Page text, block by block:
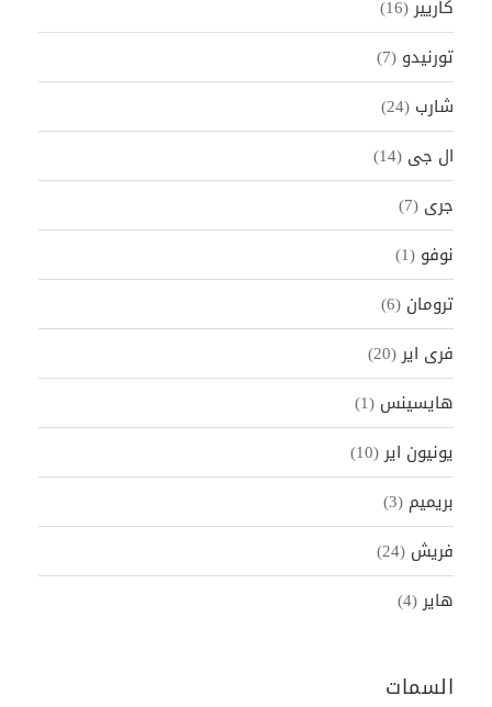
كاريير(16)
تورنيدو (7)
شارب (24)
ال جى (14)
جرى (7)
نوفو (1)
ترومان (6)
فرى اير(20)
هايسينس (1)
يونيون اير(10)
بريميم (3)
فريش (24)
هاير(4)
السمات